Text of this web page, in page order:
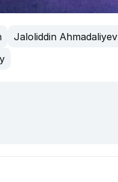
Jaloliddin Ahmadaliyev